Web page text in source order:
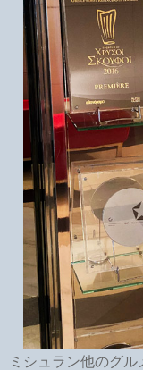
ミシュラン他のグ